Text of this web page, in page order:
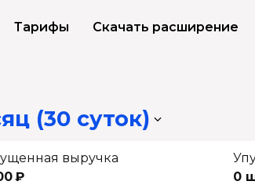
Тарифы Скачать расширение
(30 суток)
выручка
₽
0